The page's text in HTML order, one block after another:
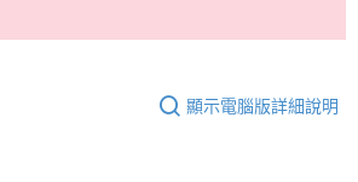
顯示電腦版詳細說明